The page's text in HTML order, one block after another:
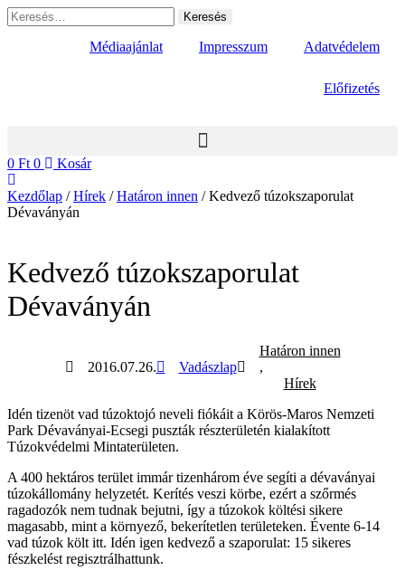
Ugrás
a
Keresés:
Médiaajánlat Impresszum Adatvédelem
Előfizetés
0 Ft 0 Kosár
Kezdőlap /Hírek /Határon innen / Kedvező túzokszaporulat
Dévaványán
Kedvező túzokszaporulat
Dévaványán
2016.07.26. Vadászlap
Határon innen
,
Hírek
Idén tizenöt vad túzoktojó neveli fiókáit a Körös-Maros Nemzeti
Park Dévaványai-Ecsegi puszták részterületén kialakított
Túzokvédelmi Mintaterületen.
A 400 hektáros terület immár tizenhárom éve segíti a dévaványai
túzokállomány helyzetét. Kerítés veszi körbe, ezért a szőrmés
ragadozók nem tudnak bejutni, így a túzokok költési sikere
magasabb, mint a környező, bekerítetlen területeken. Évente 6-14
vad túzok költ itt. Idén igen kedvező a szaporulat: 15 sikeres
fészkelést regisztrálhattunk.